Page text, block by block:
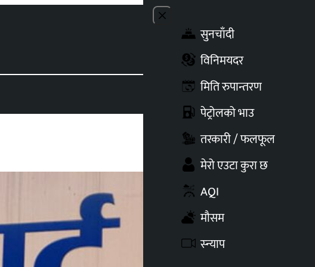
Close menu
सुनचाँदी
विनिमयदर
मिति रुपान्तरण
पेट्रोलको भाउ
तरकारी / फलफूल
मेरो एउटा कुरा छ
AQI
मौसम
स्न्याप